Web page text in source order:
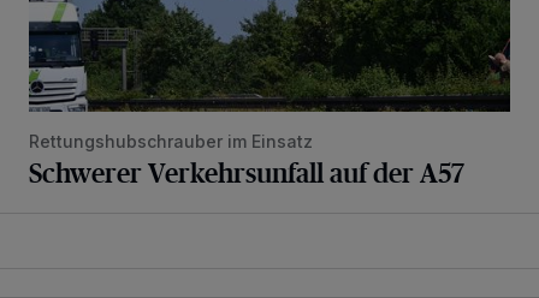
Rettungshubschrauber im Einsatz
Schwerer Verkehrsunfall auf der A57